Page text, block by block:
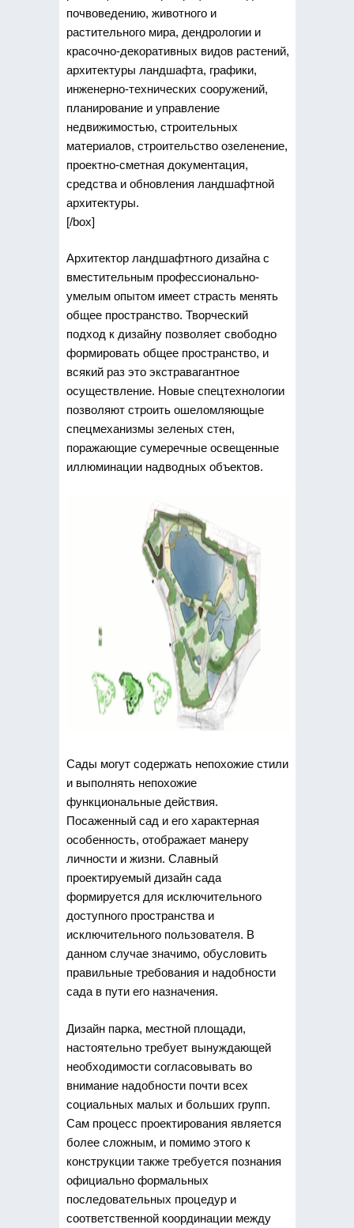
почвоведению, животного и
растительного мира, дендрологии и
красочно-декоративных видов растений,
архитектуры ландшафта, графики,
инженерно-технических сооружений,
планирование и управление
недвижимостью, строительных
материалов, строительство озеленение,
проектно-сметная документация,
средства и обновления ландшафтной
архитектуры.
[/box]
Архитектор ландшафтного дизайна с
вместительным профессионально-
умелым опытом имеет страсть менять
общее пространство. Творческий
подход к дизайну позволяет свободно
формировать общее пространство, и
всякий раз это экстравагантное
осуществление. Новые спецтехнологии
позволяют строить ошеломляющые
спецмеханизмы зеленых стен,
поражающие сумеречные освещенные
иллюминации надводных объектов.
Сады могут содержать непохожие стили
и выполнять непохожие
функциональные действия.
Посаженный сад и его характерная
особенность, отображает манеру
личности и жизни. Славный
проектируемый дизайн сада
формируется для исключительного
доступного пространства и
исключительного пользователя. В
данном случае значимо, обусловить
правильные требования и надобности
сада в пути его назначения.
Дизайн парка, местной площади,
настоятельно требует вынуждающей
необходимости согласовывать во
внимание надобности почти всех
социальных малых и больших групп.
Сам процесс проектирования является
более сложным, и помимо этого к
конструкции также требуется познания
официально формальных
последовательных процедур и
соответственной координации между